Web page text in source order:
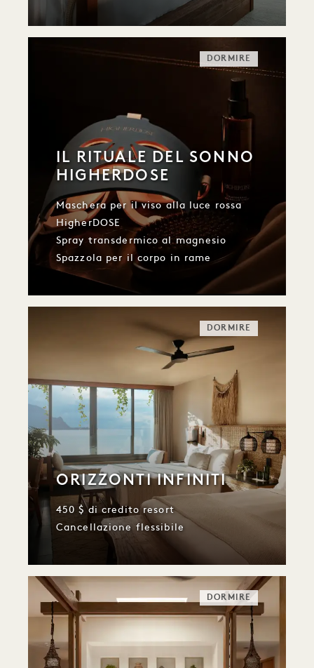
DORMIRE
IL RITUALE DEL SONNO
HIGHERDOSE
Maschera per il viso alla luce rossa
HigherDOSE
Spray transdermico al magnesio
Spazzola per il corpo in rame
DORMIRE
ORIZZONTI INFINITI
450 $ di credito resort
Cancellazione flessibile
DORMIRE